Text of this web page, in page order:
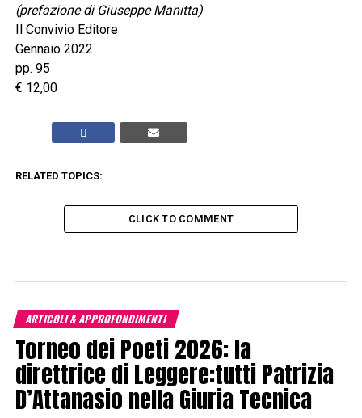
(prefazione di Giuseppe Manitta)
Il Convivio Editore
Gennaio 2022
pp. 95
€ 12,00
RELATED TOPICS:
CLICK TO COMMENT
ARTICOLI & APPROFONDIMENTI
Torneo dei Poeti 2026: la
direttrice di Leggere:tutti Patrizia
D’Attanasio nella Giuria Tecnica